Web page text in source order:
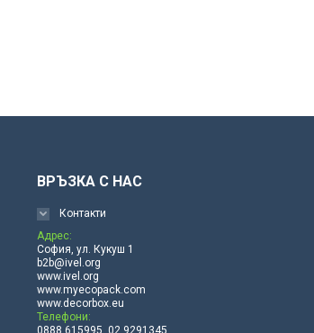
ВРЪЗКА С НАС
Контакти
Адрес:
София, ул. Кукуш 1
b2b@ivel.org
www.ivel.org
www.myecopack.com
www.decorbox.eu
Телефони:
0888 615995, 02 9291345